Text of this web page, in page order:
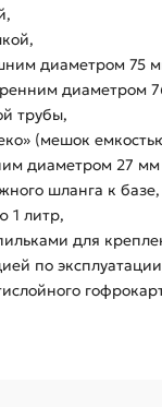
диаметром 75
диаметром
трубы,
(мешок
диаметром 27
шланга к базе,
1 литр,
для
по